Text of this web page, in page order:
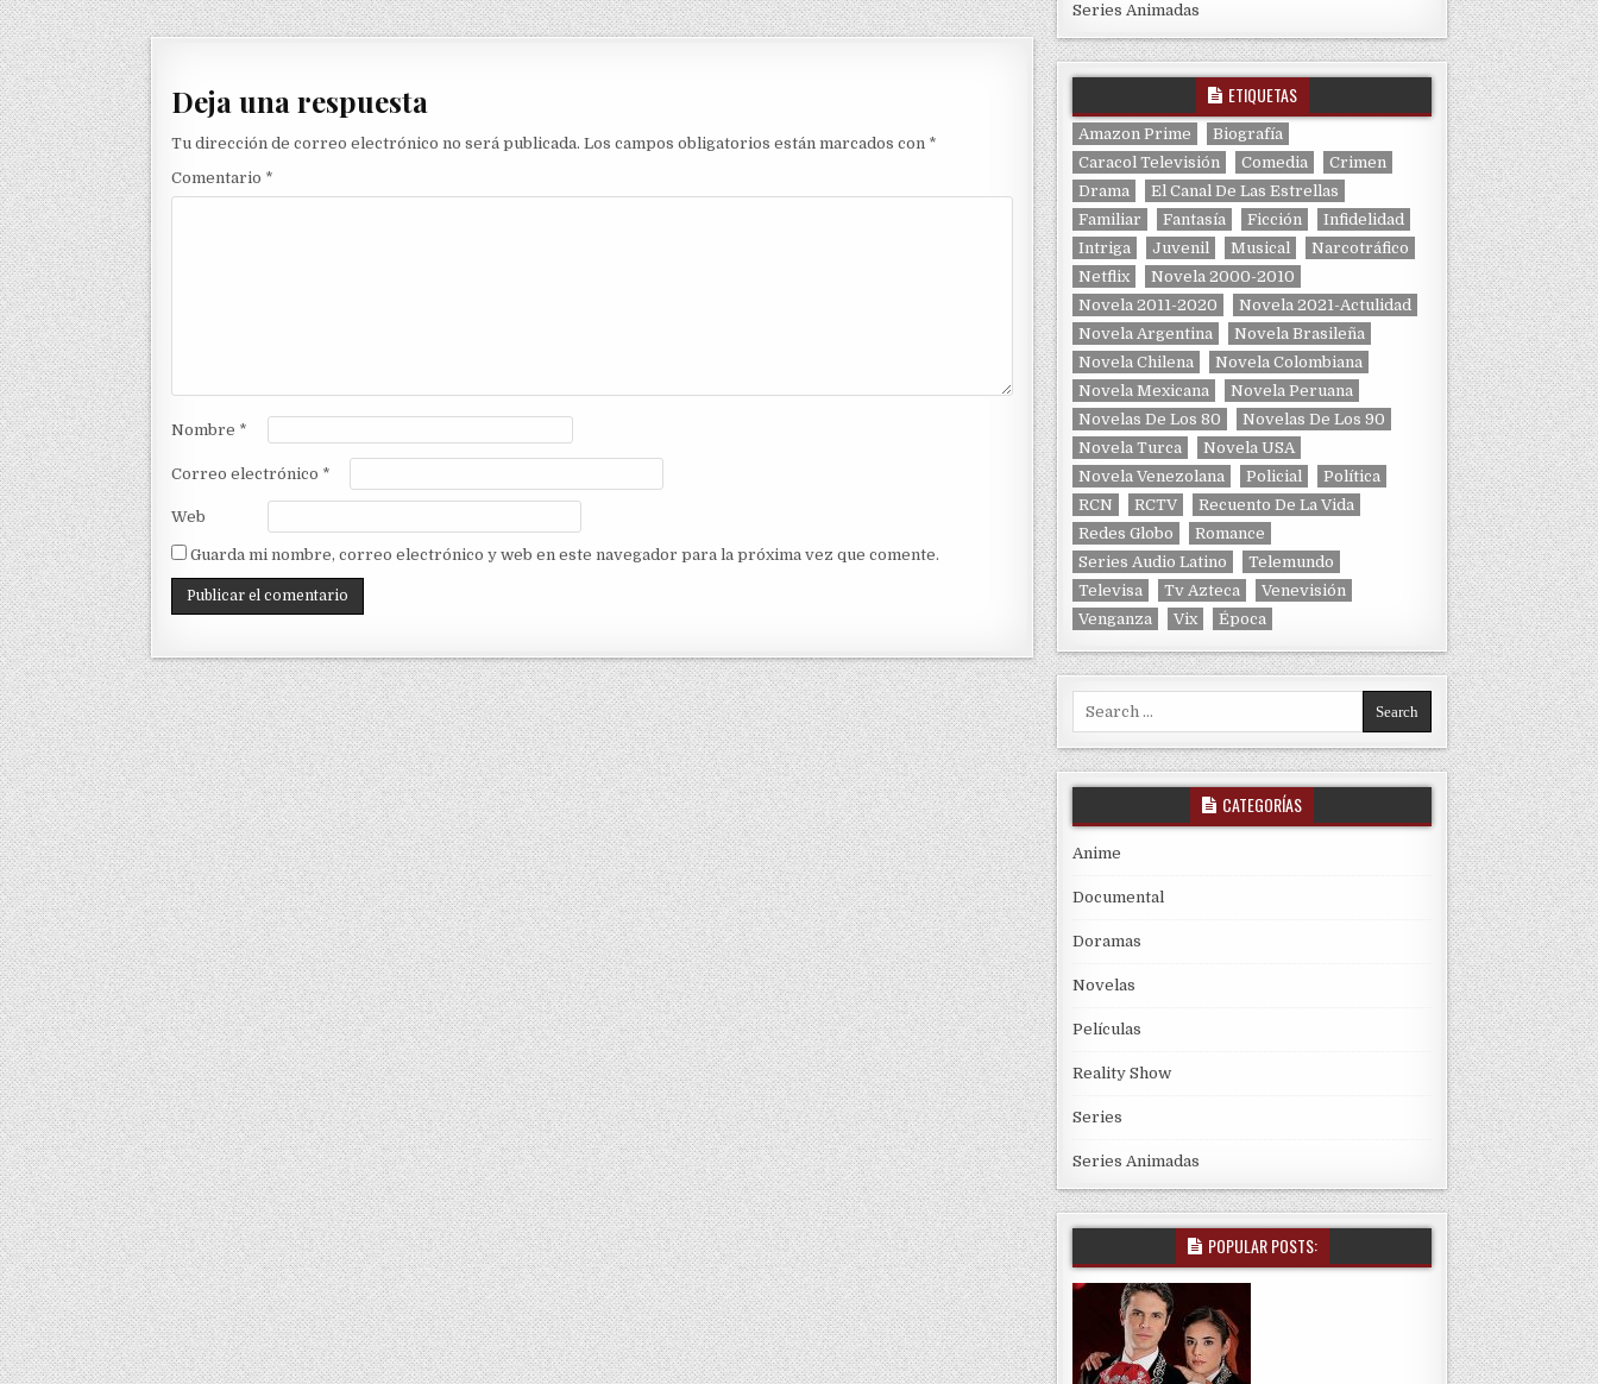
Deja una respuesta
Tu dirección de correo electrónico no será publicada. Los campos obligatorios están marcados con *
Comentario *
Nombre *
Correo electrónico *
Web
Guarda mi nombre, correo electrónico y web en este navegador para la próxima vez que comente.
Series Animadas
ETIQUETAS
Amazon Prime
Biografía
Caracol Televisión
Comedia
Crimen
Drama
El Canal De Las Estrellas
Familiar
Fantasía Ficción
Infidelidad
Intriga
Juvenil Musical
Narcotráfico
Netflix
Novela 2000-2010
Novela 2011-2020
Novela 2021-Actulidad
Novela Argentina
Novela Brasileña
Novela Chilena
Novela Colombiana
Novela Mexicana
Novela Peruana
Novelas De Los 80
Novelas De Los 90
Novela Turca
Novela USA
Novela Venezolana
Policial
Política
RCN
RCTV
Recuento De La Vida
Redes Globo
Romance
Series Audio Latino
Telemundo
Televisa
Tv Azteca
Venevisión
Venganza
Vix Época
Search for:
CATEGORÍAS
Anime
Documental
Doramas
Novelas
Películas
Reality Show
Series
Series Animadas
POPULAR POSTS: